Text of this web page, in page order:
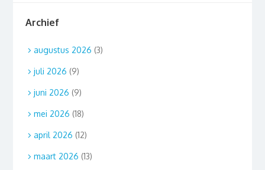
Archief
augustus 2026 (3)
juli 2026 (9)
juni 2026 (9)
mei 2026 (18)
april 2026 (12)
maart 2026 (13)